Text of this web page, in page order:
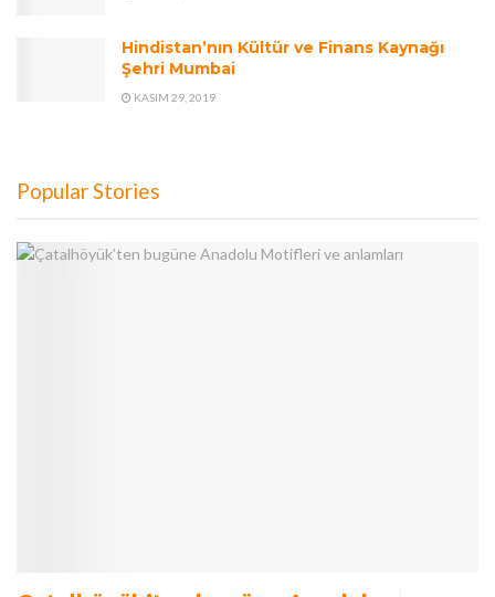
Hindistan’nın Kültür ve Finans Kaynağı
Şehri Mumbai
KASIM 29, 2019
Popular Stories